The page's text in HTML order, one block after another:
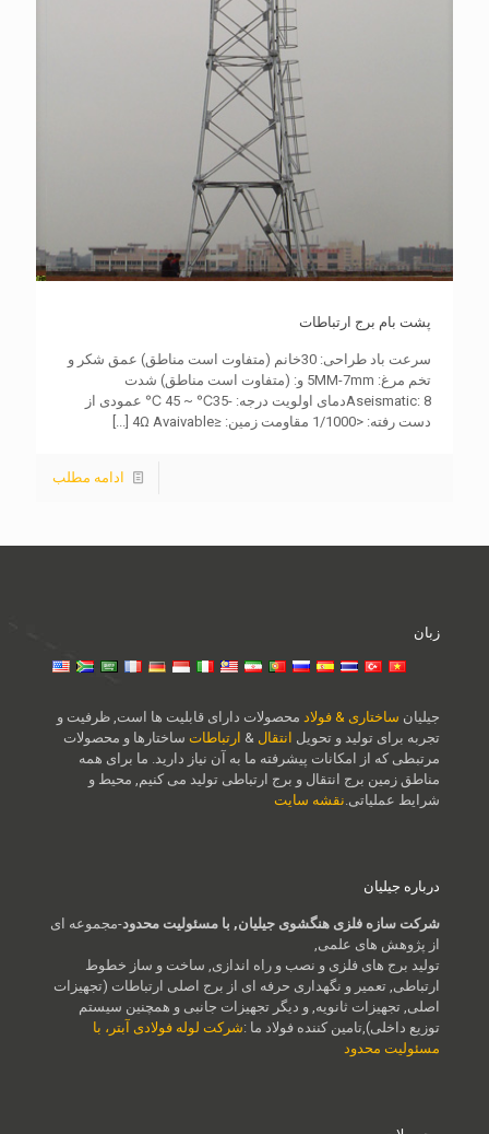
پشت بام برج ارتباطات
سرعت باد طراحی: 30خانم (متفاوت است مناطق) عمق شکر و
تخم مرغ: 5MM-7mm و: (متفاوت است مناطق) شدت
Aseismatic: 8دمای اولویت درجه: -35℃ ~ 45 ℃ عمودی از
دست رفته: <1/1000 مقاومت زمین: ≤4Ω Avaivable
[...]
ادامه مطلب
زبان
جیلیان ساختاری & فولاد محصولات دارای قابلیت ها است, ظرفیت و
تجربه برای تولید و تحویل انتقال & ارتباطات ساختارها و محصولات
مرتبطی که از امکانات پیشرفته ما به آن نیاز دارید. ما برای همه
مناطق زمین برج انتقال و برج ارتباطی تولید می کنیم, محیط و
شرایط عملیاتی.نقشه سایت
درباره جیلیان
شرکت سازه فلزی هنگشوی جیلیان, با مسئولیت محدود-مجموعه ای
از پژوهش های علمی,
تولید برج های فلزی و نصب و راه اندازی, ساخت و ساز خطوط
ارتباطی, تعمیر و نگهداری حرفه ای از برج اصلی ارتباطات (تجهیزات
اصلی, تجهیزات ثانویه, و دیگر تجهیزات جانبی و همچنین سیستم
توزیع داخلی),تامین کننده فولاد ما :شرکت لوله فولادی آبتر، با
مسئولیت محدود